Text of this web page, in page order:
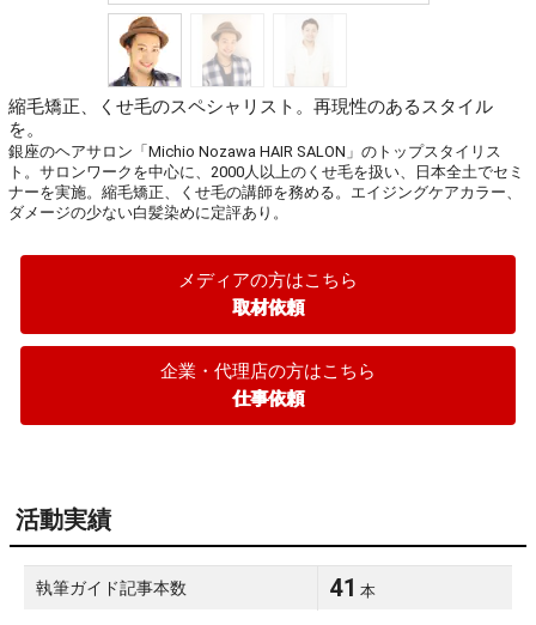
縮毛矯正、くせ毛のスペシャリスト。再現性のあるスタイル
を。
銀座のヘアサロン「Michio Nozawa HAIR SALON」のトップスタイリス
ト。サロンワークを中心に、2000人以上のくせ毛を扱い、日本全土でセミ
ナーを実施。縮毛矯正、くせ毛の講師を務める。エイジングケアカラー、
ダメージの少ない白髪染めに定評あり。
メディアの方はこちら
取材依頼
企業・代理店の方はこちら
仕事依頼
活動実績
執筆ガイド記事本数 41 本